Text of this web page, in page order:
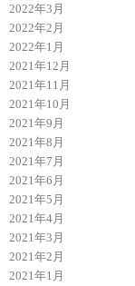
2022年3月
2022年2月
2022年1月
2021年12月
2021年11月
2021年10月
2021年9月
2021年8月
2021年7月
2021年6月
2021年5月
2021年4月
2021年3月
2021年2月
2021年1月